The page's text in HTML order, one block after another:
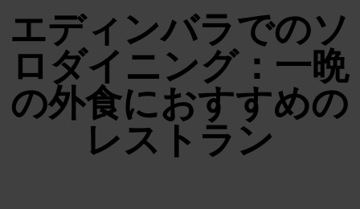
エディンバラでのソ
ロダイニング：一晩
の外食におすすめの
レストラン